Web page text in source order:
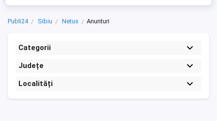
eficientă Teren : 308 mp, cu curte ...
Publi24 Sibiu Netus Anunturi
Categorii
Județe
Localități